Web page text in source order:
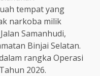
tempat yang
narkoba milik
Samanhudi,
Binjai Selatan.
rangka Operasi
2026.